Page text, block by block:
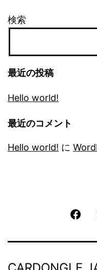
検索
最近の投稿
Hello world!
最近のコメント
Hello world! に